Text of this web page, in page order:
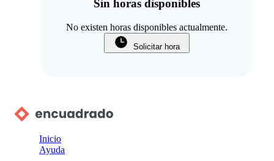
Sin horas disponibles
No existen horas disponibles actualmente.
Solicitar hora
Inicio
Ayuda